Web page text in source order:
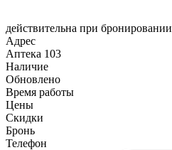
действительна при бронировании
Адрес
Аптека 103
Наличие
Обновлено
Время работы
Цены
Скидки
Бронь
Телефон